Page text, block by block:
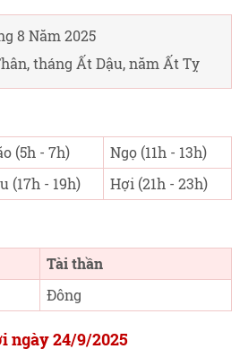
8 Năm 2025
tháng Ất Dậu, năm Ất Tỵ
(5h - 7h)
Ngọ (11h - 13h)
(17h - 19h) Hợi (21h - 23h)
Tài thần
Đông
ngày 24/9/2025